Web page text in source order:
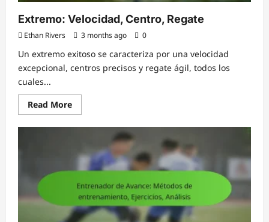
Extremo: Velocidad, Centro, Regate
Ethan Rivers 3 months ago 0
Un extremo exitoso se caracteriza por una velocidad
excepcional, centros precisos y regate ágil, todos los
cuales...
Read MoreRead
more
Extremo:
Regate